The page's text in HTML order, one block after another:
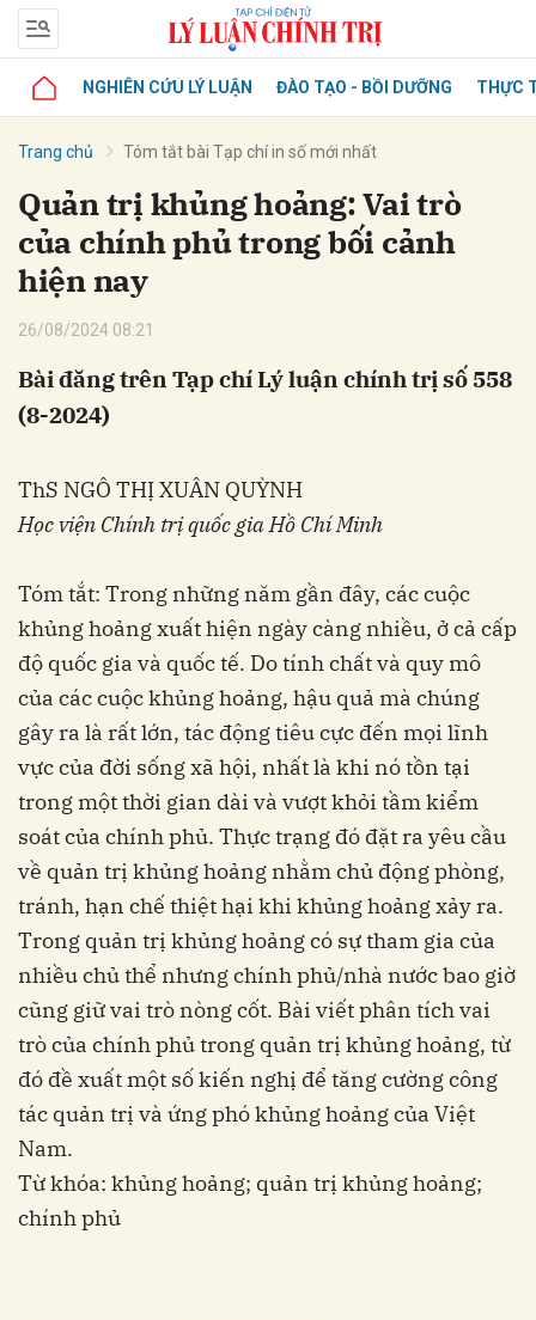
NGHIÊN CỨU LÝ LUẬN ĐÀO TẠO - BỒI DƯỠNG THỰC
Trang chủ Tóm tắt bài Tạp chí in số mới nhất
Quản trị khủng hoảng: Vai trò
của chính phủ trong bối cảnh
hiện nay
26/08/2024 08:21
Bài đăng trên Tạp chí Lý luận chính trị số 558
(8-2024)
ThS NGÔ THỊ XUÂN QUỲNH
Học viện Chính trị quốc gia Hồ Chí Minh
Tóm tắt: Trong những năm gần đây, các cuộc
khủng hoảng xuất hiện ngày càng nhiều, ở cả cấp
độ quốc gia và quốc tế. Do tính chất và quy mô
của các cuộc khủng hoảng, hậu quả mà chúng
gây ra là rất lớn, tác động tiêu cực đến mọi lĩnh
vực của đời sống xã hội, nhất là khi nó tồn tại
trong một thời gian dài và vượt khỏi tầm kiểm
soát của chính phủ. Thực trạng đó đặt ra yêu cầu
về quản trị khủng hoảng nhằm chủ động phòng,
tránh, hạn chế thiệt hại khi khủng hoảng xảy ra.
Trong quản trị khủng hoảng có sự tham gia của
nhiều chủ thể nhưng chính phủ/nhà nước bao giờ
cũng giữ vai trò nòng cốt. Bài viết phân tích vai
trò của chính phủ trong quản trị khủng hoảng, từ
đó đề xuất một số kiến nghị để tăng cường công
tác quản trị và ứng phó khủng hoảng của Việt
Nam.
Từ khóa: khủng hoảng; quản trị khủng hoảng;
chính phủ